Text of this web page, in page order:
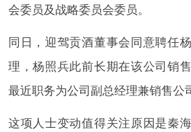
会委员及战略委员会委员。
同日，迎驾贡酒董事会同意聘任
理，杨照兵此前长期在该公司销
最近职务为公司副总经理兼销售公
这项人士变动值得关注原因是秦